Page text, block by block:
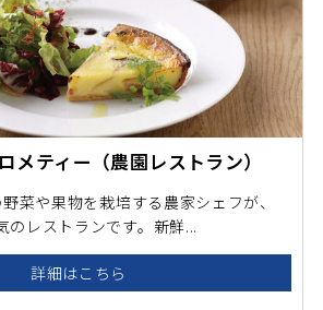
メティー（農園レストラン）
菜や果物を栽培する農家シェフが、
のレストランです。新鮮...
詳細はこちら